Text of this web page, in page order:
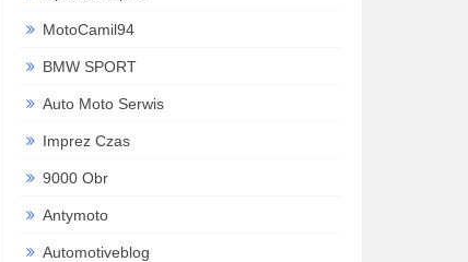
MotoCamil94
BMW SPORT
Auto Moto Serwis
Imprez Czas
9000 Obr
Antymoto
Automotiveblog